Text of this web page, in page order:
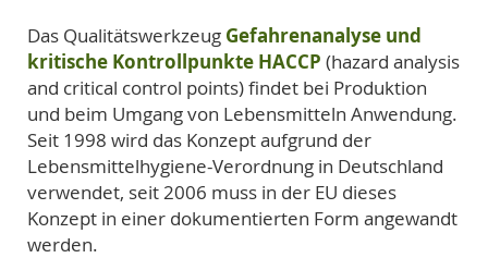
Das Qualitätswerkzeug Gefahrenanalyse und
kritische Kontrollpunkte HACCP (hazard analysis
and critical control points) findet bei Produktion
und beim Umgang von Lebensmitteln Anwendung.
Seit 1998 wird das Konzept aufgrund der
Lebensmittelhygiene-Verordnung in Deutschland
verwendet, seit 2006 muss in der EU dieses
Konzept in einer dokumentierten Form angewandt
werden.